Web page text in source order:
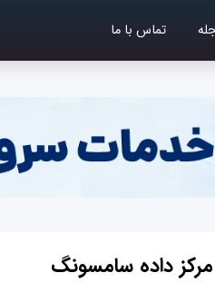
تماس با ما
داده سامسونگ